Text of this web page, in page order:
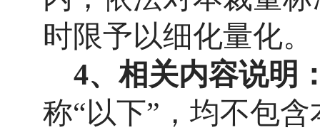
时限予以细化量化。
4、相关内容说明
称“以下”，均不包含